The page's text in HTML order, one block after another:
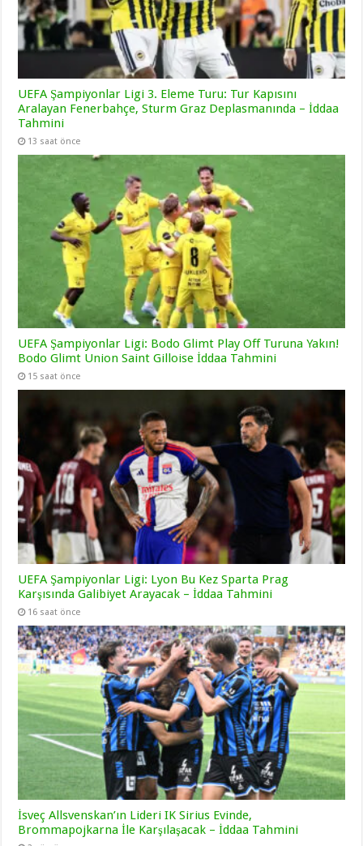
UEFA Şampiyonlar Ligi 3. Eleme Turu: Tur Kapısını
Aralayan Fenerbahçe, Sturm Graz Deplasmanında – İddaa
Tahmini
13 saat önce
UEFA Şampiyonlar Ligi: Bodo Glimt Play Off Turuna Yakın!
Bodo Glimt Union Saint Gilloise İddaa Tahmini
15 saat önce
UEFA Şampiyonlar Ligi: Lyon Bu Kez Sparta Prag
Karşısında Galibiyet Arayacak – İddaa Tahmini
16 saat önce
İsveç Allsvenskan’ın Lideri IK Sirius Evinde,
Brommapojkarna İle Karşılaşacak – İddaa Tahmini